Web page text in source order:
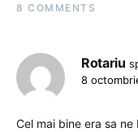
8 COMMENTS
Rotariu
8
Cel mai bine era sa